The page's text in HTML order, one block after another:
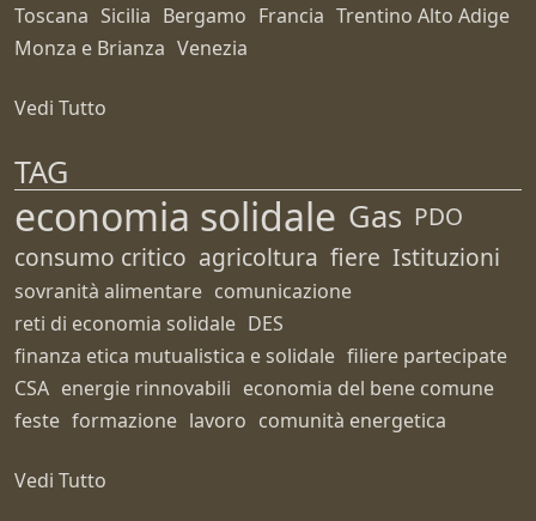
Toscana Sicilia Bergamo Francia Trentino Alto Adige
Monza e Brianza Venezia
Vedi Tutto
TAG
economia solidale Gas PDO
consumo critico agricoltura fiere Istituzioni
sovranità alimentare comunicazione
reti di economia solidale DES
finanza etica mutualistica e solidale filiere partecipate
CSA energie rinnovabili economia del bene comune
feste formazione lavoro comunità energetica
Vedi Tutto